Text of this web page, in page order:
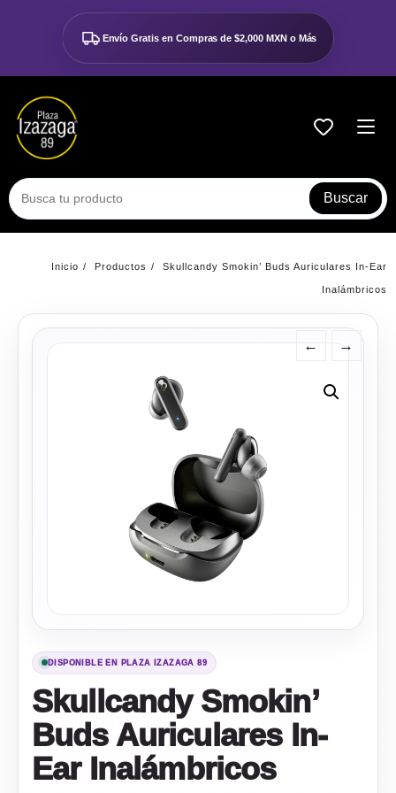
contenido
Envío Gratis en Compras de$2,000 MXN o Más
Buscar
Inicio Productos Skullcandy Smokin’ Buds Auriculares In-Ear
Inalámbricos
DISPONIBLE EN PLAZA IZAZAGA 89
← →
Skullcandy Smokin’
Buds Auriculares In-
Ear Inalámbricos